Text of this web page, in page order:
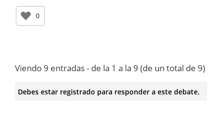
0
Viendo 9 entradas - de la 1 a la 9 (de un total de 9)
Debes estar registrado para responder a este debate.